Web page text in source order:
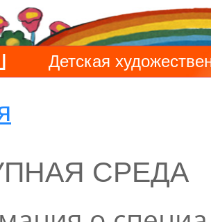
Детская
СРЕДА